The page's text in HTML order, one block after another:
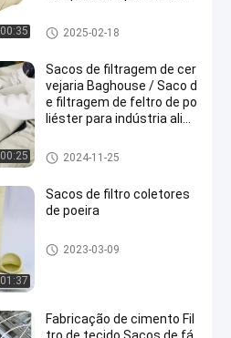
00:35
o
Saco de filtro de aramida
2025-02-18
00:25
Sacos de filtragem de cer
vejaria Baghouse / Saco d
e filtragem de feltro de po
liéster para indústria alim
Sacos de filtragem Baghouse
2024-11-25
01:37
Sacos de filtro coletores
de poeira
Sacos de filtro coletores de po
eira
2023-03-09
Fabricação de cimento Fil